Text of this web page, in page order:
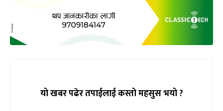
यो खबर पढेर तपाईलाई कस्तो महसुस भयो ?